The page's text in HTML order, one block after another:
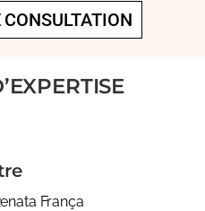
CONSULTATION
França